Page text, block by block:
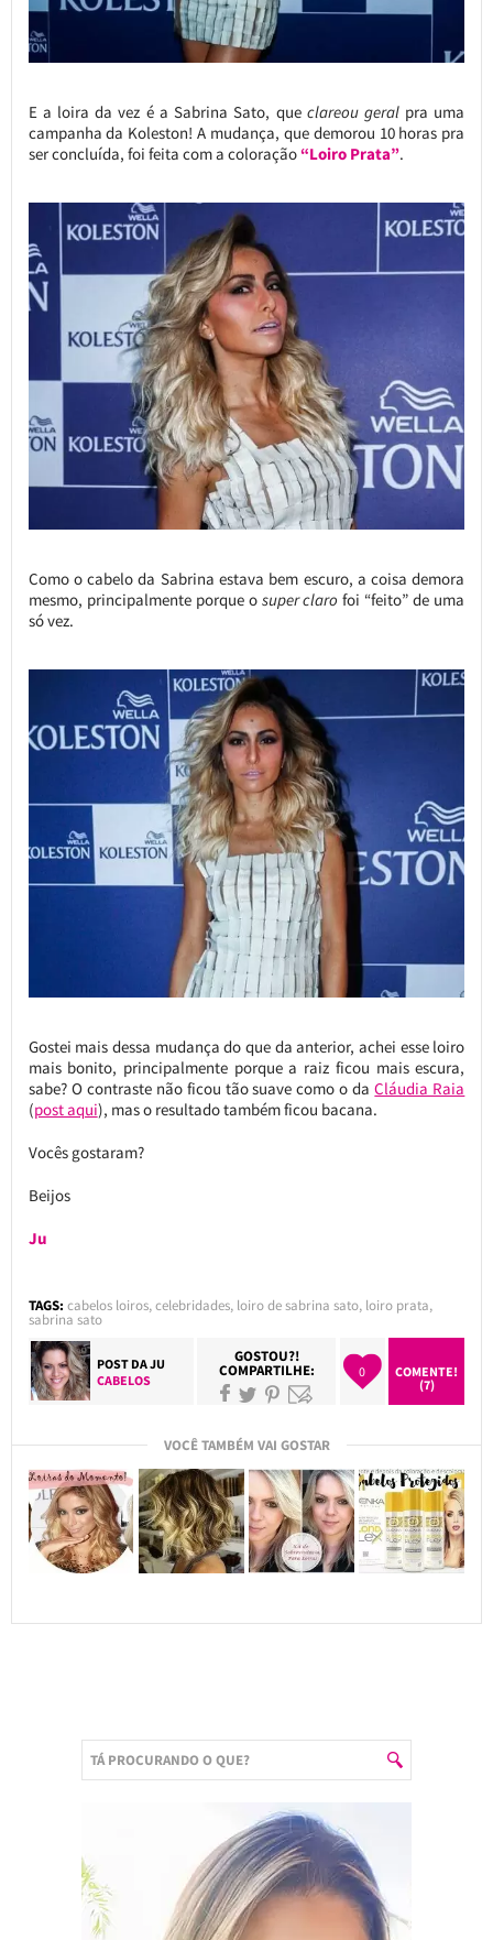
E a loira da vez é a Sabrina Sato, que clareou geralpra uma
campanha da Koleston! A mudança, que demorou 10 horas pra
ser concluída, foi feita com a coloração“Loiro Prata”.
Como o cabelo da Sabrina estava bem escuro, a coisa demora
mesmo, principalmente porque o super claro foi “feito” de uma
só vez.
Gostei mais dessa mudança do que da anterior, achei esse loiro
mais bonito, principalmente porque a raiz ficou mais escura,
sabe? O contraste não ficou tão suave como o daCláudia Raia
(post aqui), mas o resultado também ficou bacana.
Vocês gostaram?
Beijos
Ju
TAGS: cabelos loiros,celebridades, loiro de sabrina sato, loiro prata,
sabrina sato
POST DAJU
CABELOS
GOSTOU?!
COMPARTILHE: 0
COMENTE!
(7)
VOCÊ TAMBÉM VAI GOSTAR